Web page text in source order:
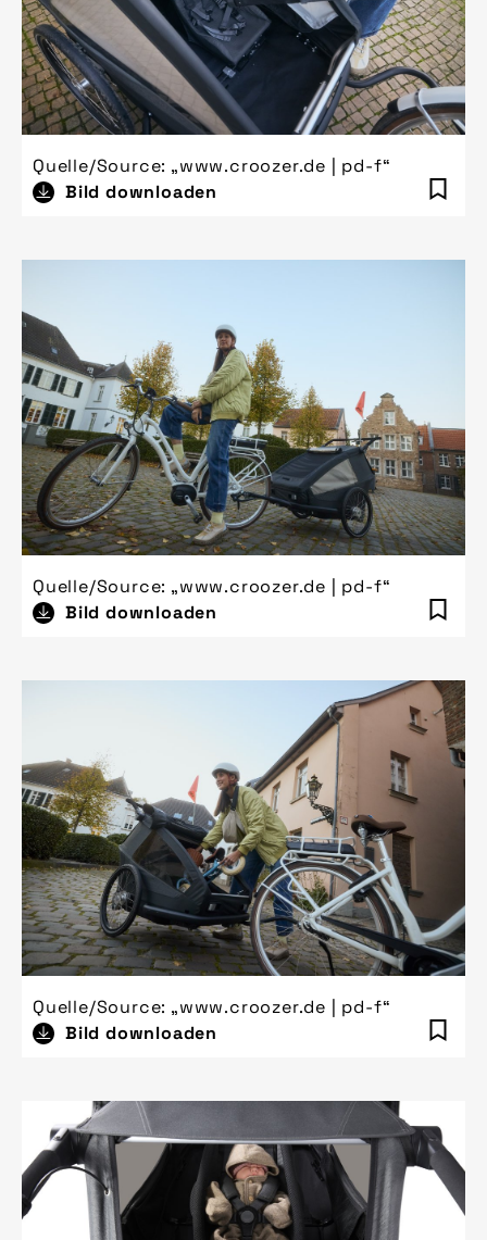
Quelle/Source: „www.croozer.de | pd-f“
Bild downloaden
Quelle/Source: „www.croozer.de | pd-f“
Bild downloaden
Quelle/Source: „www.croozer.de | pd-f“
Bild downloaden